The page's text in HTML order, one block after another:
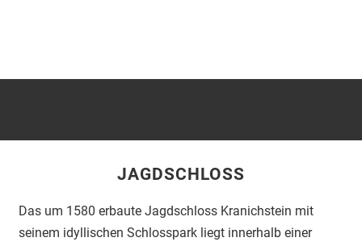
JAGDSCHLOSS
Das um 1580 erbaute Jagdschloss Kranichstein mit
seinem idyllischen Schlosspark liegt innerhalb einer